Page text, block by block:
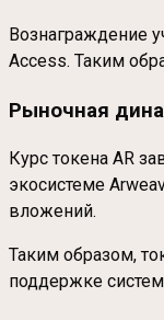
Вознаграждение
Access. Таким
Рыночная
Курс токена AR
экосистеме
вложений.
Таким образом,
поддержке